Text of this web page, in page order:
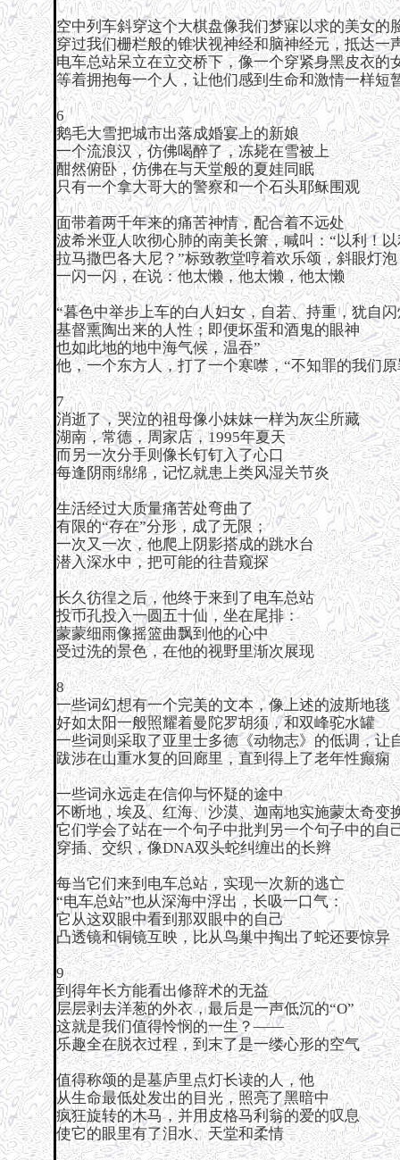
空中列车斜穿这个大棋盘像我们梦寐以求的美女的
穿过我们栅栏般的锥状视神经和脑神经元，抵达一
电车总站呆立在立交桥下，像一个穿紧身黑皮衣的
等着拥抱每一个人，让他们感到生命和激情一样短
6
鹅毛大雪把城市出落成婚宴上的新娘
一个流浪汉，仿佛喝醉了，冻毙在雪被上
酣然俯卧，仿佛在与天堂般的夏娃同眠
只有一个拿大哥大的警察和一个石头耶稣围观
面带着两千年来的痛苦神情，配合着不远处
波希米亚人吹彻心肺的南美长箫，喊叫：“以利！
拉马撒巴各大尼？”标致教堂哼着欢乐颂，斜眼灯泡
一闪一闪，在说：他太懒，他太懒，他太懒
“暮色中举步上车的白人妇女，自若、持重，犹自
基督熏陶出来的人性；即便坏蛋和酒鬼的眼神
也如此地的地中海气候，温吞”
他，一个东方人，打了一个寒噤，“不知罪的我们
7
消逝了，哭泣的祖母像小妹妹一样为灰尘所藏
湖南，常德，周家店，1995年夏天
而另一次分手则像长钉钉入了心口
每逢阴雨绵绵，记忆就患上类风湿关节炎
生活经过大质量痛苦处弯曲了
有限的“存在”分形，成了无限；
一次又一次，他爬上阴影搭成的跳水台
潜入深水中，把可能的往昔窥探
长久彷徨之后，他终于来到了电车总站
投币孔投入一圆五十仙，坐在尾排：
蒙蒙细雨像摇篮曲飘到他的心中
受过洗的景色，在他的视野里渐次展现
8
一些词幻想有一个完美的文本，像上述的波斯地毯
好如太阳一般照耀着曼陀罗胡须，和双峰驼水罐
一些词则采取了亚里士多德《动物志》的低调，让
跋涉在山重水复的回廊里，直到得上了老年性癫痫
一些词永远走在信仰与怀疑的途中
不断地，埃及、红海、沙漠、迦南地实施蒙太奇变
它们学会了站在一个句子中批判另一个句子中的自
穿插、交织，像DNA双头蛇纠缠出的长辫
每当它们来到电车总站，实现一次新的逃亡
“电车总站”也从深海中浮出，长吸一口气：
它从这双眼中看到那双眼中的自己
凸透镜和铜镜互映，比从鸟巢中掏出了蛇还要惊异
9
到得年长方能看出修辞术的无益
层层剥去洋葱的外衣，最后是一声低沉的“O”
这就是我们值得怜悯的一生？——
乐趣全在脱衣过程，到末了是一缕心形的空气
值得称颂的是墓庐里点灯长读的人，他
从生命最低处发出的目光，照亮了黑暗中
疯狂旋转的木马，并用皮格马利翁的爱的叹息
使它的眼里有了泪水、天堂和柔情